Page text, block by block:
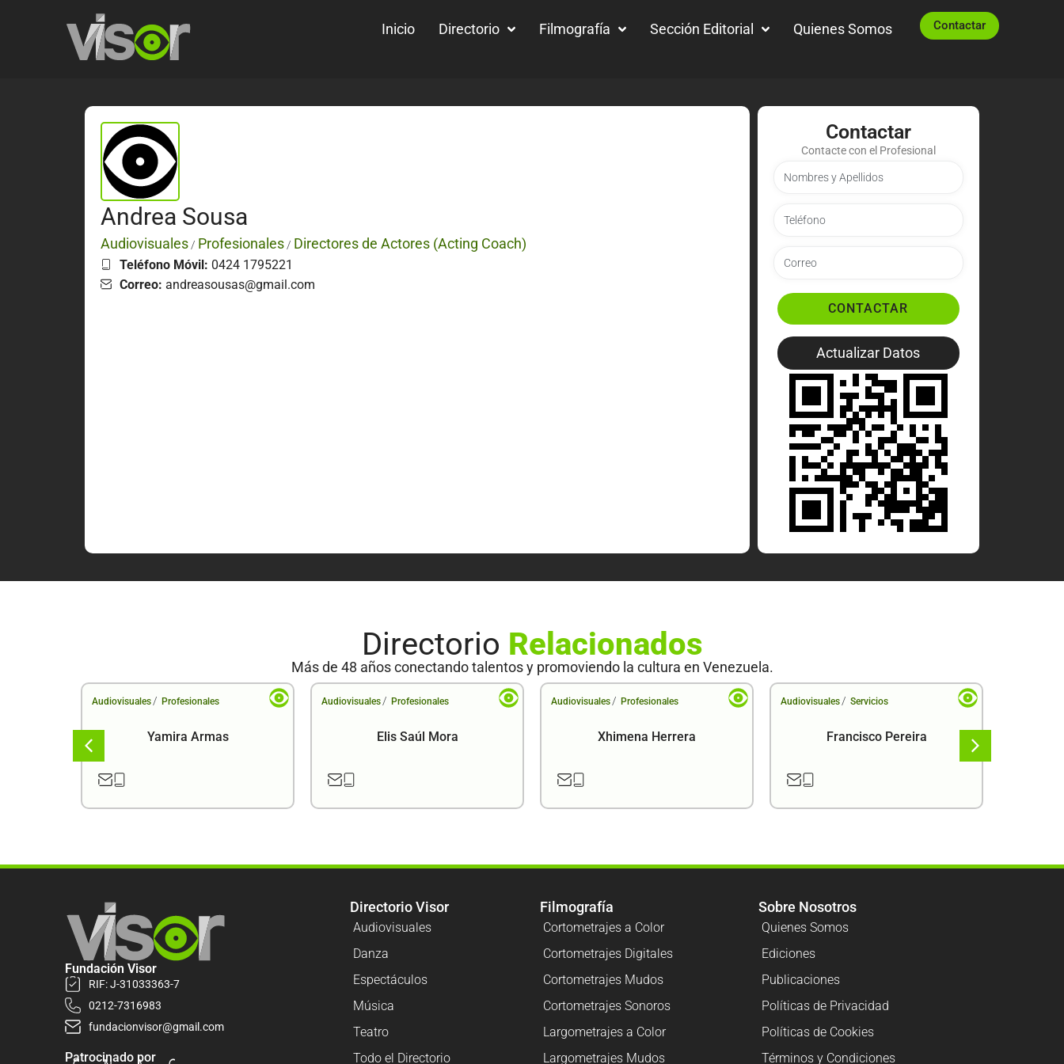
Inicio Directorio Filmografía Sección Editorial Quienes Somos Contactar
Andrea Sousa
Audiovisuales / Profesionales / Directores de Actores (Acting Coach)
Teléfono Móvil: 0424 1795221
Correo: andreasousas@gmail.com
Contactar
Contacte con el Profesional
CONTACTAR
Actualizar Datos
Directorio Relacionados
Más de 48 años conectando talentos y promoviendo la cultura en Venezuela.
Audiovisuales / Profesionales
Yamira Armas
Audiovisuales / Profesionales
Elis Saúl Mora
Audiovisuales / Profesionales
Xhimena Herrera
Audiovisuales / Servicios
Francisco Pereira
Fundación Visor
RIF: J-31033363-7
0212-7316983
fundacionvisor@gmail.com
Patrocinado por
Directorio Visor
Audiovisuales
Danza
Espectáculos
Música
Teatro
Todo el Directorio
Filmografía
Cortometrajes a Color
Cortometrajes Digitales
Cortometrajes Mudos
Cortometrajes Sonoros
Largometrajes a Color
Largometrajes Mudos
Sobre Nosotros
Quienes Somos
Ediciones
Publicaciones
Políticas de Privacidad
Políticas de Cookies
Términos y Condiciones